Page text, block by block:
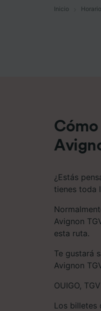
Inicio
Cómo
¿Estás
tienes toda
Avignon
esta ruta.
Te gustará
Avignon
OUIGO,
Los billetes